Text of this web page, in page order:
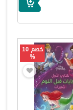
خصم 10
%